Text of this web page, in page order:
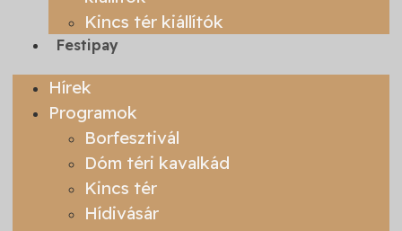
Kincs tér kiállítók
Festipay
Hírek
Programok
Borfesztivál
Dóm téri kavalkád
Kincs tér
Hídivásár